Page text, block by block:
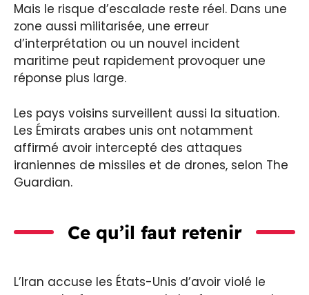
Mais le risque d’escalade reste réel. Dans une
zone aussi militarisée, une erreur
d’interprétation ou un nouvel incident
maritime peut rapidement provoquer une
réponse plus large.
Les pays voisins surveillent aussi la situation.
Les Émirats arabes unis ont notamment
affirmé avoir intercepté des attaques
iraniennes de missiles et de drones, selon The
Guardian.
Ce qu’il faut retenir
L’Iran accuse les États-Unis d’avoir violé le